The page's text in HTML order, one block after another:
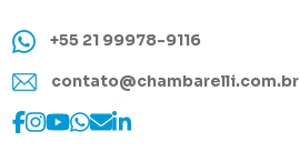
+55 21 99978-9116
contato@chambarelli.com.br